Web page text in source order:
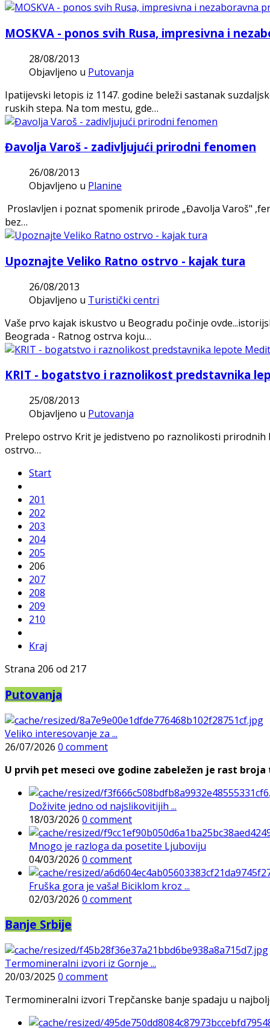
MOSKVA - ponos svih Rusa, impresivna i
28/08/2013
Objavljeno u Putovanja
Ipatijevski letopis iz 1147. godine beleži sastanak
ruskih stepa. Na tom mestu, gde…
Đavolja Varoš - zadivljujući prirodni fenomen
26/08/2013
Objavljeno u Planine
Proslavljen i poznat spomenik prirode „Đavolja Varoš"
bez…
Upoznajte Veliko Ratno ostrvo - kajak tura
26/08/2013
Objavljeno u Turistički centri
Vaše prvo kajak iskustvo u Beogradu počinje
Beograda - Ratnog ostrva koju…
KRIT - bogatstvo i raznolikost predstavnika
25/08/2013
Objavljeno u Putovanja
Prelepo ostrvo Krit je jedistveno po raznolikosti
ostrvo…
Start
201
202
203
204
205
206
207
208
209
210
Kraj
Strana 206 od 217
Putovanja
Veliko interesovanje za ...
26/07/2026 0 comment
U prvih pet meseci ove godine zabeležen je rast
Doživite jedno od najslikovitijih ...
18/03/2026 0 comment
Mnogo je razloga da posetite Ljuboviju
04/03/2026 0 comment
Fruška gora je vaša! Biciklom kroz ...
02/03/2026 0 comment
Banje Srbije
Termomineralni izvori iz Gornje ...
20/03/2025 0 comment
Termomineralni izvori Trepčanske banje spadaju u